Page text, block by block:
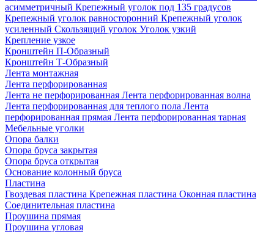
асимметричный Крепежный уголок под 135 градусов
Крепежный уголок равносторонний Крепежный уголок
усиленный Скользящий уголок Уголок узкий
Крепление узкое
Кронштейн П-Образный
Кронштейн Т-Образный
Лента монтажная
Лента перфорированная
Лента не перфорированная Лента перфорированная волна
Лента перфорированная для теплого пола Лента
перфорированная прямая Лента перфорированная тарная
Мебельные уголки
Опора балки
Опора бруса закрытая
Опора бруса открытая
Основание колонный бруса
Пластина
Гвоздевая пластина Крепежная пластина Оконная пластина
Соединительная пластина
Проушина прямая
Проушина угловая